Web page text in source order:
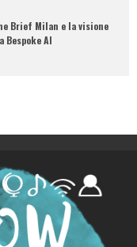
Brief Milan e la visione
Bespoke AI